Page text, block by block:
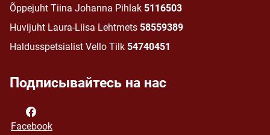
Õppejuht Tiina Johanna Pihlak 5116503
Huvijuht Laura-Liisa Lehtmets 58559389
Haldusspetsialist Vello Tilk 54740451
Подписывайтесь на нас
Facebook